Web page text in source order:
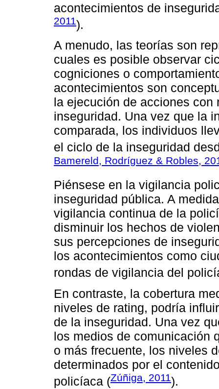
acontecimientos de
2011).
A menudo, las teorías son
cuales es posible observar
cogniciones o
acontecimientos son
la ejecución de acciones
inseguridad. Una vez que la
comparada, los individuos
el ciclo de la inseguridad
Bamereld, Rodríguez & Robles,
Piénsese en la vigilancia
inseguridad pública. A
vigilancia continua de la
disminuir los hechos de
sus percepciones de
los acontecimientos como
rondas de vigilancia del
En contraste, la cobertura
niveles de rating, podría
de la inseguridad. Una vez
los medios de comunicación
o más frecuente, los niveles
determinados por el
policíaca (Zúñiga, 2011).